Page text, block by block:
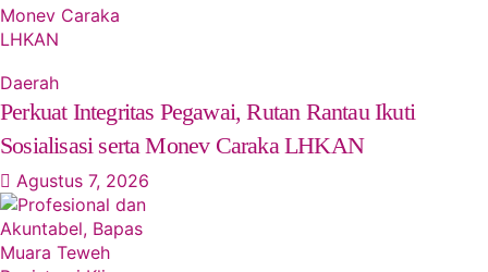
Daerah
Perkuat Integritas Pegawai, Rutan Rantau Ikuti
Sosialisasi serta Monev Caraka LHKAN
Agustus 7, 2026